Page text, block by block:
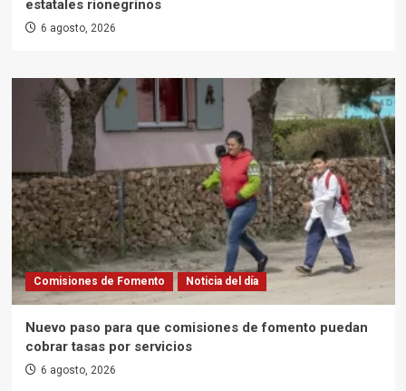
estatales rionegrinos
6 agosto, 2026
Comisiones de Fomento Noticia del día
Nuevo paso para que comisiones de fomento puedan
cobrar tasas por servicios
6 agosto, 2026